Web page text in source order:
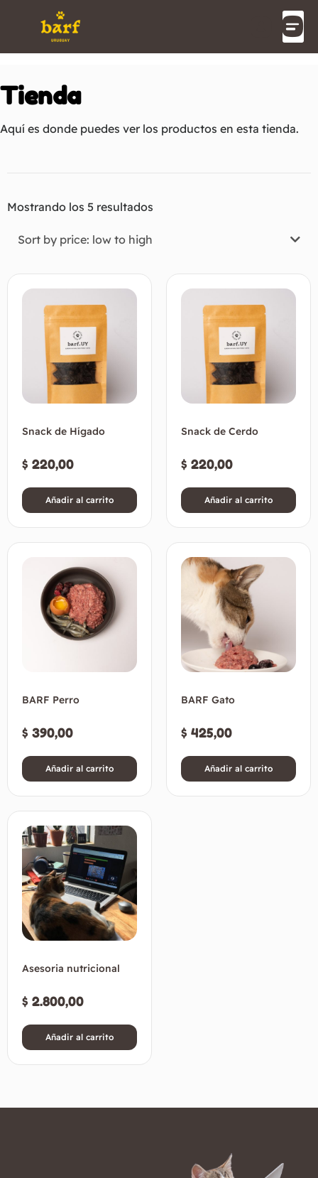
Tienda
Aquí es donde puedes ver los productos en esta tienda.
Mostrando los 5 resultados
Sort by price: low to high
Snack de Hígado
$ 220,00
Añadir al carrito
Snack de Cerdo
$ 220,00
Añadir al carrito
BARF Perro
$ 390,00
Añadir al carrito
BARF Gato
$ 425,00
Añadir al carrito
Asesoria nutricional
$ 2.800,00
Añadir al carrito